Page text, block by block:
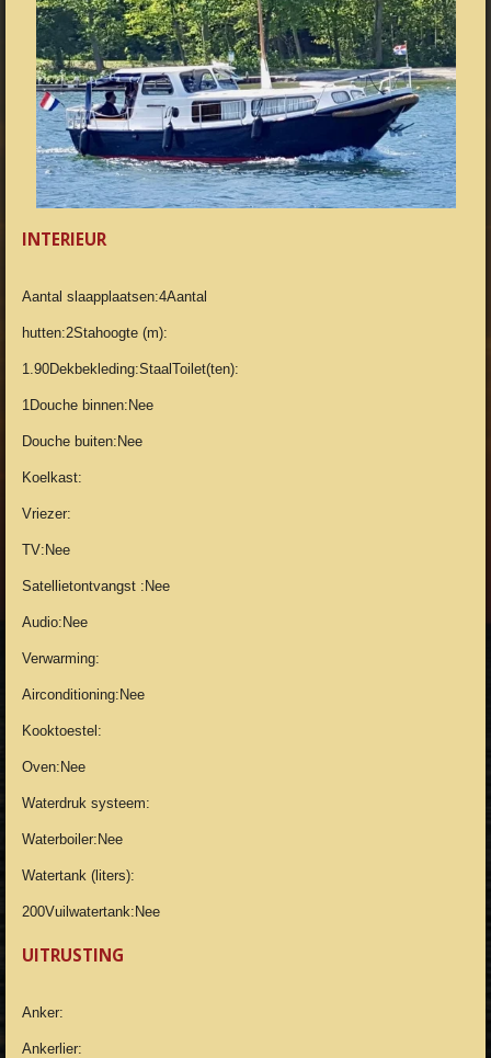
INTERIEUR
Aantal slaapplaatsen:4Aantal
hutten:2Stahoogte (m):
1.90Dekbekleding:StaalToilet(ten):
1Douche binnen:Nee
Douche buiten:Nee
Koelkast:
Vriezer:
TV:Nee
Satellietontvangst :Nee
Audio:Nee
Verwarming:
Airconditioning:Nee
Kooktoestel:
Oven:Nee
Waterdruk systeem:
Waterboiler:Nee
Watertank (liters):
200Vuilwatertank:Nee
UITRUSTING
Anker:
Ankerlier: